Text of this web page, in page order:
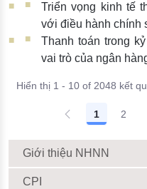
Triển vọng kinh tế
với điều hành chính
Thanh toán trong
vai trò của ngân
Hiển thị 1 - 10 of 2048 kết
1 2
Giới thiệu NHNN
CPI